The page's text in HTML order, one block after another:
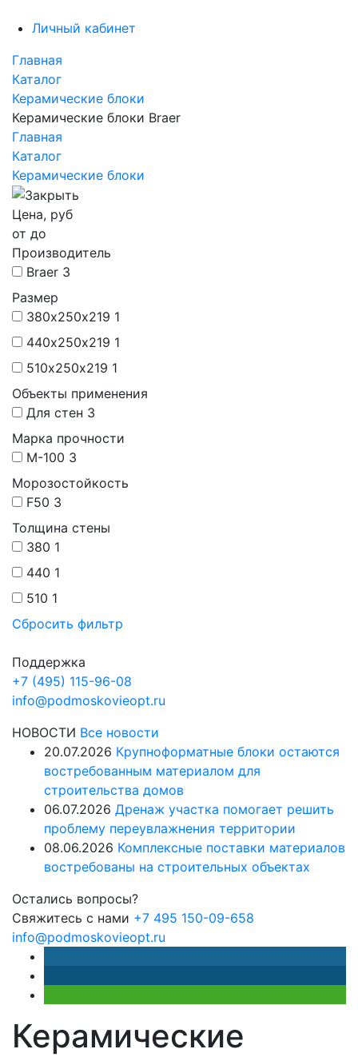
Личный кабинет
Главная
Каталог
Керамические блоки
Керамические блоки Braer
Главная
Каталог
Керамические блоки
Цена, руб
от до
Производитель
Braer 3
Размер
380х250х219 1
440х250х219 1
510х250х219 1
Объекты применения
Для стен 3
Марка прочности
М-100 3
Морозостойкость
F50 3
Толщина стены
380 1
440 1
510 1
Сбросить фильтр
Поддержка
+7 (495) 115-96-08
info@podmoskovieopt.ru
НОВОСТИ Все новости
20.07.2026 Крупноформатные блоки остаются
востребованным материалом для
строительства домов
06.07.2026 Дренаж участка помогает решить
проблему переувлажнения территории
08.06.2026 Комплексные поставки материалов
востребованы на строительных объектах
Остались вопросы?
Свяжитесь с нами +7 495 150-09-658
info@podmoskovieopt.ru
Керамические